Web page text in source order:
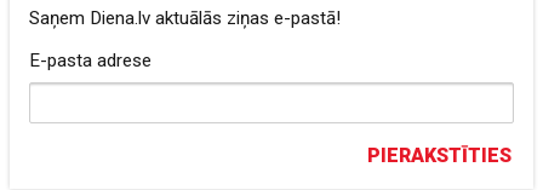
Saņem Diena.lv aktuālās ziņas e-pastā!
E-pasta adrese
PIERAKSTĪTIES